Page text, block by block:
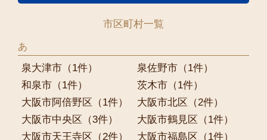
市区町村一覧
あ
泉大津市（1件） 泉佐野市（1件）
和泉市（1件） 茨木市（1件）
大阪市阿倍野区 （1件） 大阪市北区 （2件）
大阪市中央区 （3件） 大阪市鶴見区 （1件）
大阪市天王寺区 （2件） 大阪市福島区 （1件）